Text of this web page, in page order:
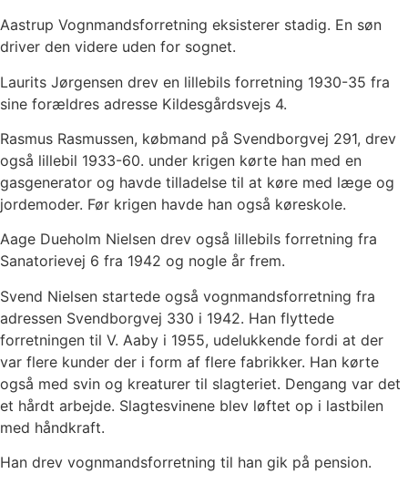
Aastrup Vognmandsforretning eksisterer stadig. En søn
driver den videre uden for sognet.
Laurits Jørgensen drev en lillebils forretning 1930-35 fra
sine forældres adresse Kildesgårdsvejs 4.
Rasmus Rasmussen, købmand på Svendborgvej 291, drev
også lillebil 1933-60. under krigen kørte han med en
gasgenerator og havde tilladelse til at køre med læge og
jordemoder. Før krigen havde han også køreskole.
Aage Dueholm Nielsen drev også lillebils forretning fra
Sanatorievej 6 fra 1942 og nogle år frem.
Svend Nielsen startede også vognmandsforretning fra
adressen Svendborgvej 330 i 1942. Han flyttede
forretningen til V. Aaby i 1955, udelukkende fordi at der
var flere kunder der i form af flere fabrikker. Han kørte
også med svin og kreaturer til slagteriet. Dengang var det
et hårdt arbejde. Slagtesvinene blev løftet op i lastbilen
med håndkraft.
Han drev vognmandsforretning til han gik på pension.